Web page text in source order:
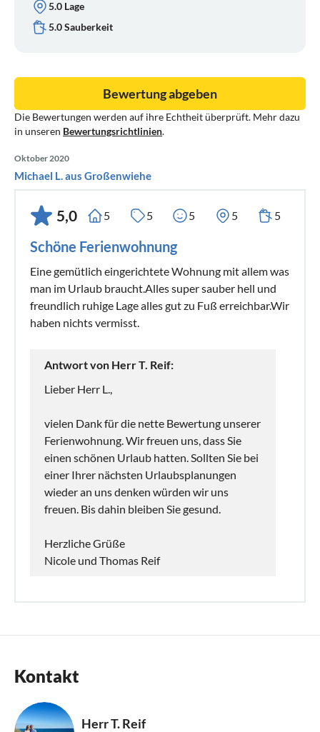
5.0 Lage
5.0 Sauberkeit
Die Bewertungen werden auf ihre Echtheit überprüft. Mehr dazu
in unseren Bewertungsrichtlinien.
Bewertung abgeben
Oktober 2020
Michael L. aus Großenwiehe
5,0 5 5 5 5 5
Schöne Ferienwohnung
Eine gemütlich eingerichtete Wohnung mit allem was
man im Urlaub braucht.Alles super sauber hell und
freundlich ruhige Lage alles gut zu Fuß erreichbar.Wir
haben nichts vermisst.
Antwort von Herr T. Reif:
Lieber Herr L.,
vielen Dank für die nette Bewertung unserer
Ferienwohnung. Wir freuen uns, dass Sie
einen schönen Urlaub hatten. Sollten Sie bei
einer Ihrer nächsten Urlaubsplanungen
wieder an uns denken würden wir uns
freuen. Bis dahin bleiben Sie gesund.
Herzliche Grüße
Nicole und Thomas Reif
Kontakt
Herr T. Reif